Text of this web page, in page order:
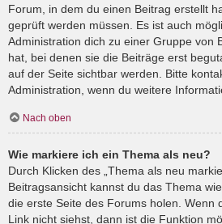
Forum, in dem du einen Beitrag erstellt
geprüft werden müssen. Es ist auch
Administration dich zu einer Gruppe von
hat, bei denen sie die Beiträge erst
auf der Seite sichtbar werden. Bitte
Administration, wenn du weitere
Nach oben
Wie markiere ich ein Thema als neu?
Durch Klicken des „Thema als neu
Beitragsansicht kannst du das Thema
die erste Seite des Forums holen. Wenn
Link nicht siehst, dann ist die Funktion